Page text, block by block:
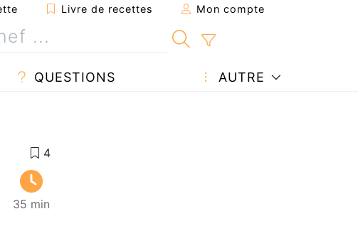
Livre de recettes Mon compte
QUESTIONS AUTRE
35 min